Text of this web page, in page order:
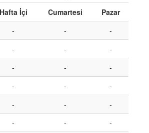
Hafta İçi Cumartesi
Pazar
- -
-
- -
-
- -
-
- -
-
- -
-
- -
-